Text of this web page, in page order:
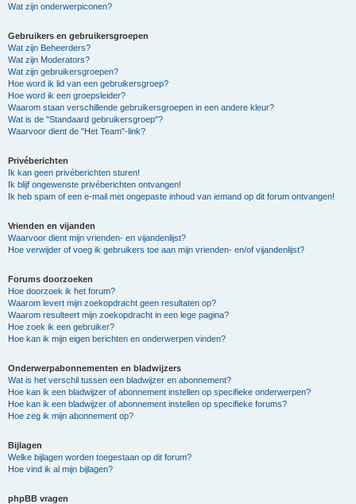
Wat zijn onderwerpiconen?
Gebruikers en gebruikersgroepen
Wat zijn Beheerders?
Wat zijn Moderators?
Wat zijn gebruikersgroepen?
Hoe word ik lid van een gebruikersgroep?
Hoe word ik een groepsleider?
Waarom staan verschillende gebruikersgroepen in een andere kleur?
Wat is de "Standaard gebruikersgroep"?
Waarvoor dient de "Het Team"-link?
Privéberichten
Ik kan geen privéberichten sturen!
Ik blijf ongewenste privéberichten ontvangen!
Ik heb spam of een e-mail met ongepaste inhoud van iemand op dit forum ontvangen!
Vrienden en vijanden
Waarvoor dient mijn vrienden- en vijandenlijst?
Hoe verwijder of voeg ik gebruikers toe aan mijn vrienden- en/of vijandenlijst?
Forums doorzoeken
Hoe doorzoek ik het forum?
Waarom levert mijn zoekopdracht geen resultaten op?
Waarom resulteert mijn zoekopdracht in een lege pagina?
Hoe zoek ik een gebruiker?
Hoe kan ik mijn eigen berichten en onderwerpen vinden?
Onderwerpabonnementen en bladwijzers
Wat is het verschil tussen een bladwijzer en abonnement?
Hoe kan ik een bladwijzer of abonnement instellen op specifieke onderwerpen?
Hoe kan ik een bladwijzer of abonnement instellen op specifieke forums?
Hoe zeg ik mijn abonnement op?
Bijlagen
Welke bijlagen worden toegestaan op dit forum?
Hoe vind ik al mijn bijlagen?
phpBB vragen